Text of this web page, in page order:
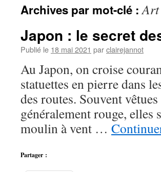
Archives par mot-clé :Art
Japon : le secret
Publié le 18 mai 2021 parclairejannot
Au Japon, on croise
statuettes en pierre dans
des routes. Souvent
généralement rouge, elles
moulin à vent …
Partager :